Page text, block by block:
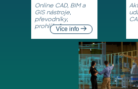
Online CAD, BIM a
GIS nástroje,
převodníky,
prohlížečeVíce info